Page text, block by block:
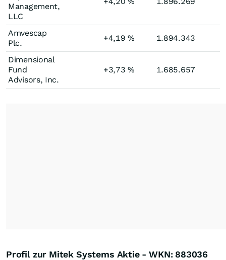
Management,
LLC
Amvescap
Plc.
+4,19% 1.894.343
Dimensional
Fund
Advisors, Inc.
+3,73% 1.685.657
Profil zur Mitek Systems Aktie - WKN: 883036